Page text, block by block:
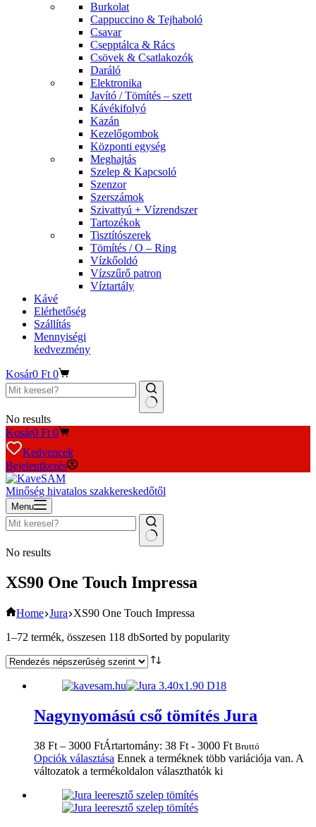
Burkolat
Cappuccino & Tejhaboló
Csavar
Csepptálca & Rács
Csövek & Csatlakozók
Daráló
Elektronika
Javító / Tömítés – szett
Kávékifolyó
Kazán
Kezelőgombok
Központi egység
Meghajtás
Szelep & Kapcsoló
Szenzor
Szerszámok
Szivattyú + Vízrendszer
Tartozékok
Tisztítószerek
Tömítés / O – Ring
Vízkőoldó
Vízszűrő patron
Víztartály
Kávé
Elérhetőség
Szállítás
Mennyiségi
kedvezmény
Kosár0 Ft 0
No results
Kosár0 Ft 0
Kedvencek
Bejelentkezés
Minőség hivatalos szakkereskedőtől
Menu
No results
XS90 One Touch Impressa
Home Jura XS90 One Touch Impressa
1–72 termék, összesen 118 dbSorted by popularity
Nagynyomású cső tömítés Jura
38 Ft – 3000 FtÁrtartomány: 38 Ft - 3000 Ft Bruttó
Opciók választása Ennek a terméknek több variációja van. A
változatok a termékoldalon választhatók ki